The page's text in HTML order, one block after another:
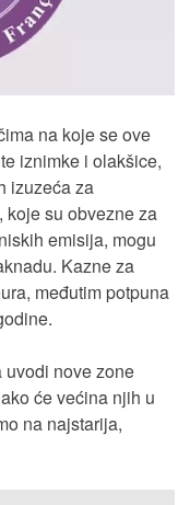
na koje se ove
iznimke i olakšice,
izuzeća za
koje su obvezne za
emisija, mogu
Kazne za
međutim potpuna
uvodi nove zone
će većina njih u
na najstarija,